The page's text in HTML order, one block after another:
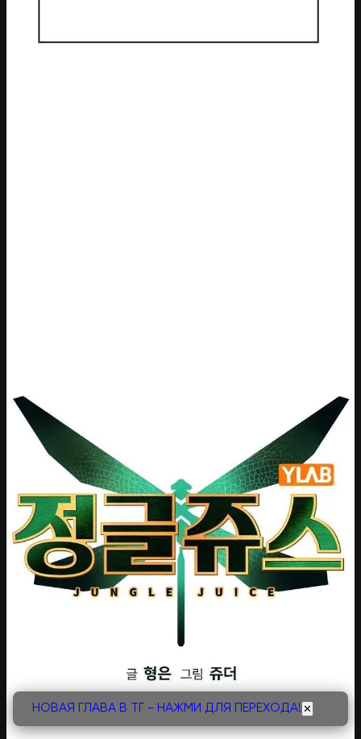
НОВАЯ ГЛАВА В ТГ - НАЖМИ ДЛЯ ПЕРЕХОДА! ✕